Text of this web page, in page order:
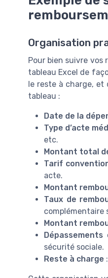
Organisation
Pour bien suivre
tableau Excel de
le reste à charge, et
tableau :
Date de la
Type d’acte
etc.
Montant total
Tarif
acte.
Montant
Taux de
complémentaire
Montant
Dépassements
sécurité sociale.
Reste à charge